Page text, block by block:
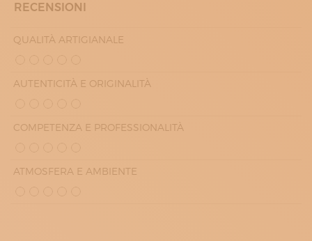
RECENSIONI
QUALITÀ ARTIGIANALE
AUTENTICITÀ E ORIGINALITÀ
COMPETENZA E PROFESSIONALITÀ
ATMOSFERA E AMBIENTE